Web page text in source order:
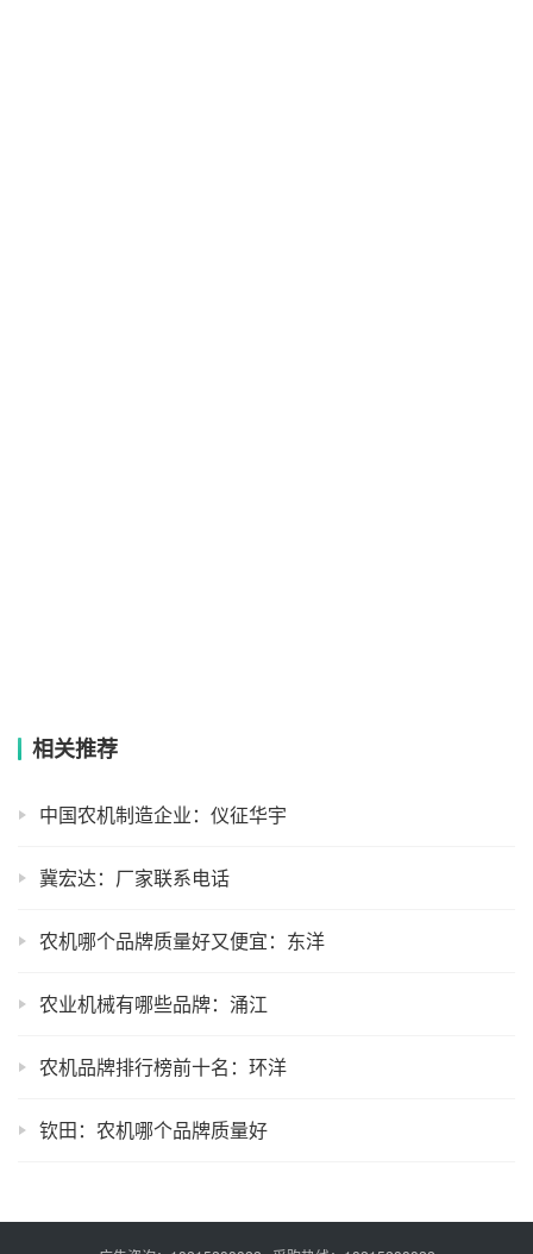
相关推荐
中国农机制造企业：仪征华宇
冀宏达：厂家联系电话
农机哪个品牌质量好又便宜：东洋
农业机械有哪些品牌：涌江
农机品牌排行榜前十名：环洋
钦田：农机哪个品牌质量好